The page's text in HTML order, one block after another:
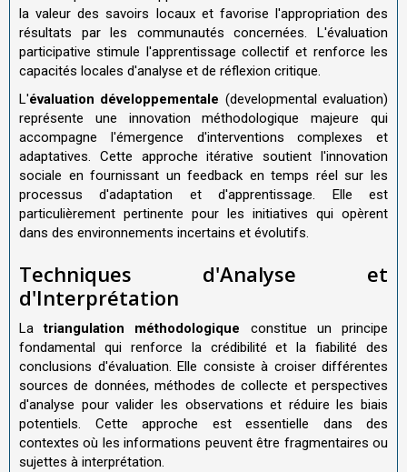
la valeur des savoirs locaux et favorise l'appropriation des
résultats par les communautés concernées. L'évaluation
participative stimule l'apprentissage collectif et renforce les
capacités locales d'analyse et de réflexion critique.
L'évaluation développementale (developmental evaluation)
représente une innovation méthodologique majeure qui
accompagne l'émergence d'interventions complexes et
adaptatives. Cette approche itérative soutient l'innovation
sociale en fournissant un feedback en temps réel sur les
processus d'adaptation et d'apprentissage. Elle est
particulièrement pertinente pour les initiatives qui opèrent
dans des environnements incertains et évolutifs.
Techniques d'Analyse et
d'Interprétation
Latriangulation méthodologique constitue un principe
fondamental qui renforce la crédibilité et la fiabilité des
conclusions d'évaluation. Elle consiste à croiser différentes
sources de données, méthodes de collecte et perspectives
d'analyse pour valider les observations et réduire les biais
potentiels. Cette approche est essentielle dans des
contextes où les informations peuvent être fragmentaires ou
sujettes à interprétation.